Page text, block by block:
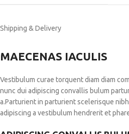
Shipping & Delivery
MAECENAS IACULIS
Vestibulum curae torquent diam diam
nunc dui adipiscing convallis bulum
a.Parturient in parturient scelerisque
adipiscing a vestibulum hendrerit et